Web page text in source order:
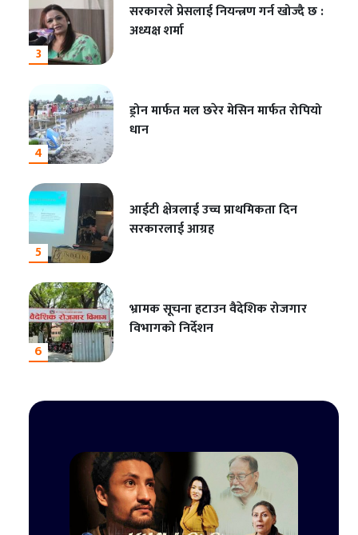
3
सरकारले प्रेसलाई नियन्त्रण गर्न खोज्दै छ :
अध्यक्ष शर्मा
4
ड्रोन मार्फत मल छरेर मेसिन मार्फत रोपियो
धान
5
आईटी क्षेत्रलाई उच्च प्राथमिकता दिन
सरकारलाई आग्रह
6
भ्रामक सूचना हटाउन वैदेशिक रोजगार
विभागको निर्देशन